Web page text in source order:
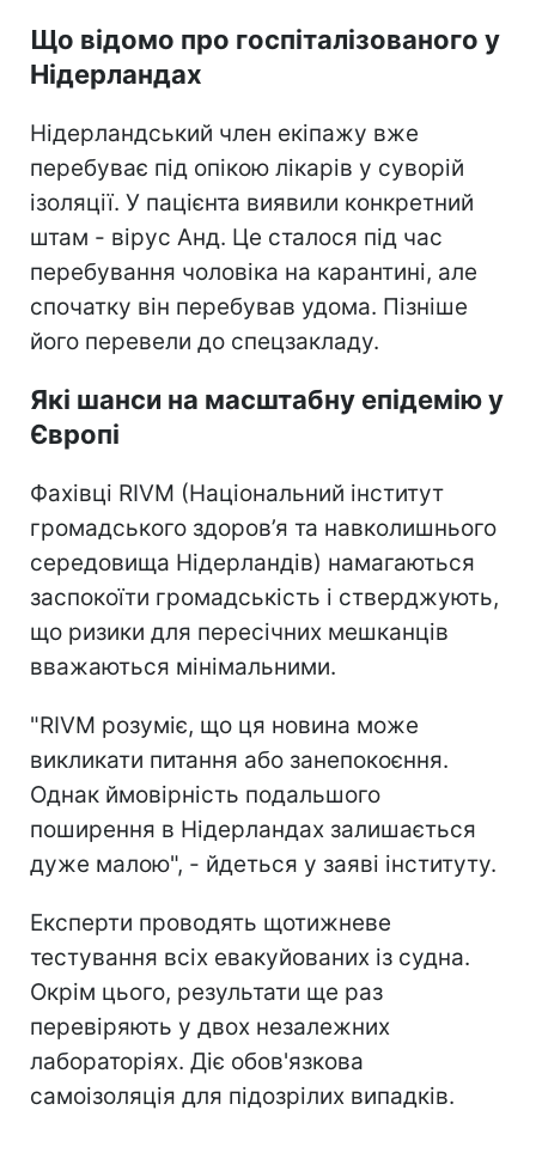
Що відомо про госпіталізованого у
Нідерландах
Нідерландський член екіпажу вже
перебуває під опікою лікарів у суворій
ізоляції. У пацієнта виявили конкретний
штам - вірус Анд. Це сталося під час
перебування чоловіка на карантині, але
спочатку він перебував удома. Пізніше
його перевели до спецзакладу.
Які шанси на масштабну епідемію у
Європі
Фахівці RIVM (Національний інститут
громадського здоров’я та навколишнього
середовища Нідерландів) намагаються
заспокоїти громадськість і стверджують,
що ризики для пересічних мешканців
вважаються мінімальними.
"RIVM розуміє, що ця новина може
викликати питання або занепокоєння.
Однак ймовірність подальшого
поширення в Нідерландах залишається
дуже малою", - йдеться у заяві інституту.
Експерти проводять щотижневе
тестування всіх евакуйованих із судна.
Окрім цього, результати ще раз
перевіряють у двох незалежних
лабораторіях. Діє обов'язкова
самоізоляція для підозрілих випадків.